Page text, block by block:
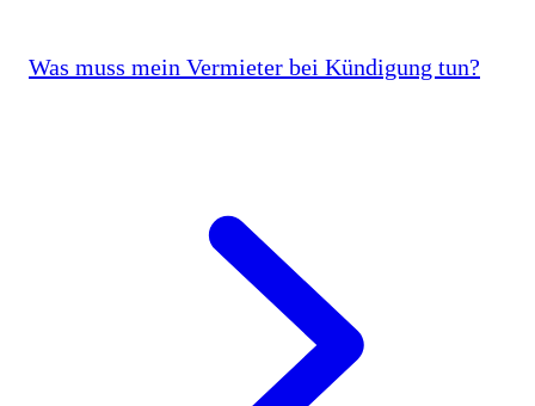
Was muss mein Vermieter bei Kündigung tun?